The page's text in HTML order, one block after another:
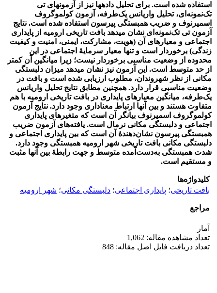
استفاده شده است. برای تحلیل داده­ها نیز از آزمون­های تی
تک‌نمونه‌ای، تحلیل واریانس یک‌طرفه، آزمون کولموگروف
اسمیرنوف و ضریب همبستگی پیرسون استفاده شده است. نتایج
آزمون تی تک‌نمونه‌ای نشان میدهد بافت تاریخی ارومیه از پایداری
اجتماعی و معیار های آن (هویت، مشارکت، ایمنی، امنیت و کیفیت
زندگی) برخوردار است و تنها معیار سرمایۀ اجتماعی در این
محدوده از وضعیت مناسبی برخوردار نیست؛ زیرا میانگین آن کمتر
از حد متوسط است. این آزمون نیز نشان می­دهد میزان دلبستگی
مکانی از نظر شهروندان، مطلوب ارزیابی شده است و بافت در
وضعیت مناسبی قرار دارد. همچنین مطابق نتایج تحلیل واریانس
یک‌طرفه، میانگین معیار های پایداری در بافت تاریخی ارومیه با هم
متفاوت هستند و بین آن­ها ارتباط معناداری وجود دارد. نتایج آزمون
کولموگروف اسمیرنوف بیانگر آن است که متغیرهای پایداری
اجتماعی و دلبستگی مکانی نرمال است. یافته‌های آزمون ضریب
همبستگی پیرسون نشان‌دهندۀ آن است که بین پایداری اجتماعی و
دلبستگی مکانی بافت تاریخی شهر ارومیه همبستگی وجود دارد.
شدت همبستگی به‌دست‌آمده متوسط و جهت رابطۀ بین آن­ها مثبت
و مستقیم است.
کلیدواژه‌ها
بافت تاریخی؛ پایداری اجتماعی؛ دلبستگی مکانی؛ شهر ارومیه
مراجع
آمار
تعداد مشاهده مقاله: 1,062
تعداد دریافت فایل اصل مقاله: 848